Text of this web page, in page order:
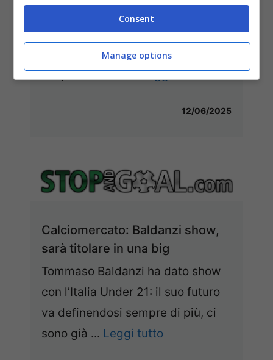
pelle dopo la stagione negativa
che ha vissuto quest’anno: anche
Calhanoglu verso l’addio. La
seaprazione da ...Leggi tutto
12/06/2025
Calciomercato: Baldanzi show,
sarà titolare in una big
Tommaso Baldanzi ha dato show
con l’Italia Under 21: il suo futuro
va definendosi sempre di più, ci
sono già ... Leggi tutto
Consent
Manage options